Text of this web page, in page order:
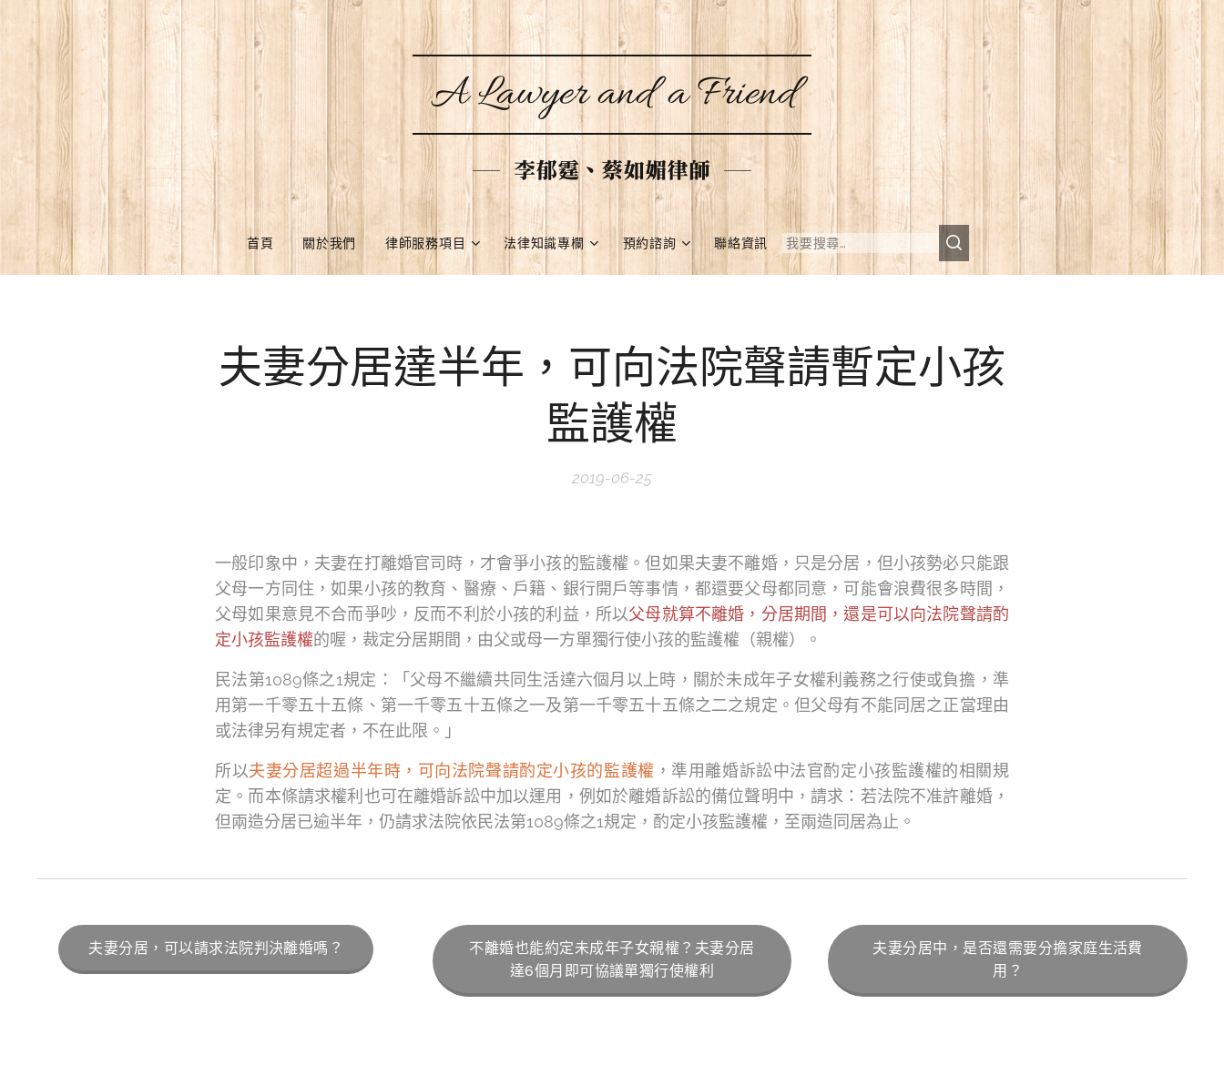
A Lawyer and a Friend
李郁霆、蔡如媚律師
首頁 關於我們 律師服務項目 法律知識專欄 預約諮詢 聯絡資訊
夫妻分居達半年，可向法院聲請暫定小孩
監護權
2019-06-25
一般印象中，夫妻在打離婚官司時，才會爭小孩的監護權。但如果夫妻不離婚，只是分居，但小孩勢必只能跟
父母一方同住，如果小孩的教育、醫療、戶籍、銀行開戶等事情，都還要父母都同意，可能會浪費很多時間，
父母如果意見不合而爭吵，反而不利於小孩的利益，所以父母就算不離婚，分居期間，還是可以向法院聲請酌
定小孩監護權的喔，裁定分居期間，由父或母一方單獨行使小孩的監護權（親權）。
民法第1089條之1規定：「父母不繼續共同生活達六個月以上時，關於未成年子女權利義務之行使或負擔，準
用第一千零五十五條、第一千零五十五條之一及第一千零五十五條之二之規定。但父母有不能同居之正當理由
或法律另有規定者，不在此限。」
所以夫妻分居超過半年時，可向法院聲請酌定小孩的監護權 ，準用離婚訴訟中法官酌定小孩監護權的相關規
定。而本條請求權利也可在離婚訴訟中加以運用，例如於離婚訴訟的備位聲明中，請求：若法院不准許離婚，
但兩造分居已逾半年，仍請求法院依民法第1089條之1規定，酌定小孩監護權，至兩造同居為止。
夫妻分居，可以請求法院判決離婚嗎？
不離婚也能約定未成年子女親權？夫妻分居
達6個月即可協議單獨行使權利
夫妻分居中，是否還需要分擔家庭生活費
用？